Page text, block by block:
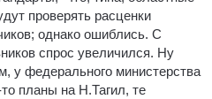
проверять расценки
однако ошиблись. С
спрос увеличился. Ну
у федерального министерства
планы на Н.Тагил, те